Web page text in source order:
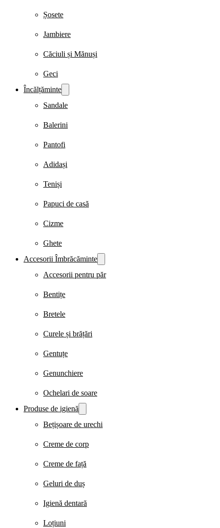
Șosete
Jambiere
Căciuli și Mănuși
Geci
Încălțăminte
Sandale
Balerini
Pantofi
Adidași
Teniși
Papuci de casă
Cizme
Ghete
Accesorii Îmbrăcăminte
Accesorii pentru păr
Bentițe
Bretele
Curele și brățări
Gentuțe
Genunchiere
Ochelari de soare
Produse de igienă
Bețișoare de urechi
Creme de corp
Creme de față
Geluri de duș
Igienă dentară
Loțiuni